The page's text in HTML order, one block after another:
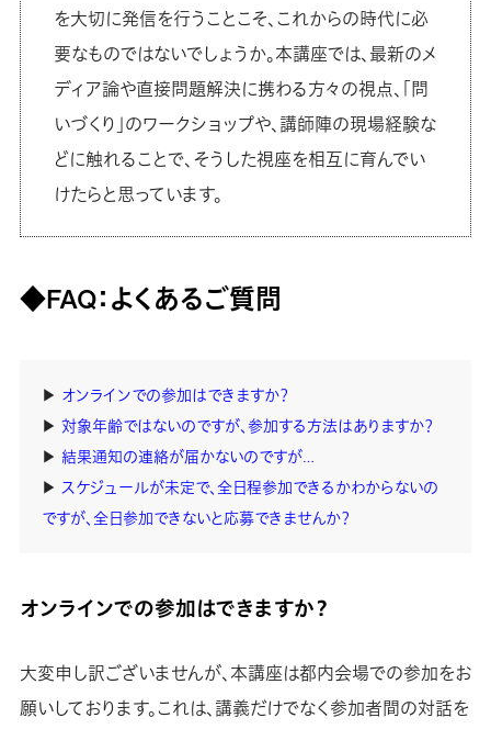
を大切に発信を行うことこそ、これからの時代に必
要なものではないでしょうか。本講座では、最新のメ
ディア論や直接問題解決に携わる方々の視点、「問
いづくり」のワークショップや、講師陣の現場経験な
どに触れることで、そうした視座を相互に育んでい
けたらと思っています。
◆FAQ：よくあるご質問
▶ オンラインでの参加はできますか？
▶ 対象年齢ではないのですが、参加する方法はありますか？
▶ 結果通知の連絡が届かないのですが…
▶ スケジュールが未定で、全日程参加できるかわからないの
ですが、全日参加できないと応募できませんか？
オンラインでの参加はできますか？
大変申し訳ございませんが、本講座は都内会場での参加をお
願いしております。これは、講義だけでなく参加者間の対話を